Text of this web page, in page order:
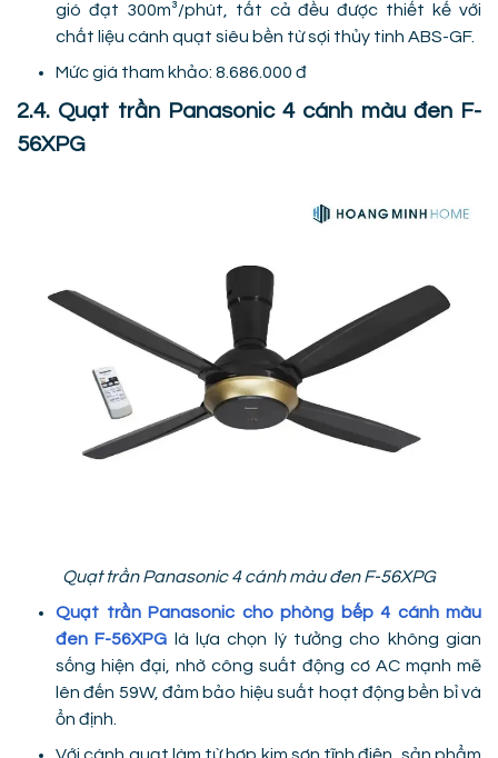
gió đạt 300m³/phút, tất cả đều được thiết kế với
chất liệu cánh quạt siêu bền từ sợi thủy tinh ABS-GF.
Mức giá tham khảo: 8.686.000 đ
2.4. Quạt trần Panasonic 4 cánh màu đen F-
56XPG
Quạt trần Panasonic 4 cánh màu đen F-56XPG
Quạt trần Panasonic cho phòng bếp 4 cánh màu
đen F-56XPG là lựa chọn lý tưởng cho không gian
sống hiện đại, nhờ công suất động cơ AC mạnh mẽ
lên đến 59W, đảm bảo hiệu suất hoạt động bền bỉ và
ổn định.
Với cánh quạt làm từ hợp kim sơn tĩnh điện, sản phẩm